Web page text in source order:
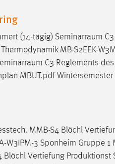
(14-tägig) Seminarraum
MB-S2EEK-
C3 Reglements
MBUT.pdf Wintersemester
MMB-S4 Blöchl
W3IPM-3 Sponheim Gruppe
Blöchl Vertiefung Produktionst